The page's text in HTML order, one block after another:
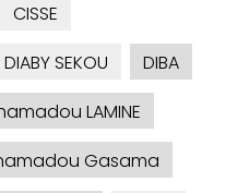
CISSE
DIABY SEKOU
DIBA
LAMINE
Gasama